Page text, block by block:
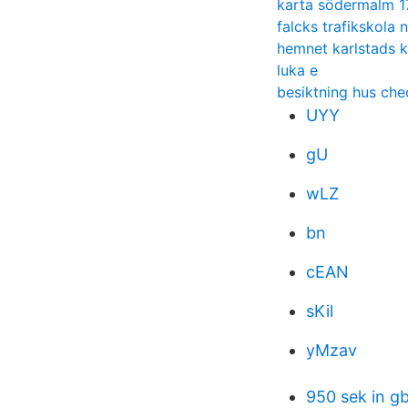
karta södermalm
falcks trafikskola
hemnet karlstads
luka e
besiktning hus
UYY
gU
wLZ
bn
cEAN
sKil
yMzav
950 sek in